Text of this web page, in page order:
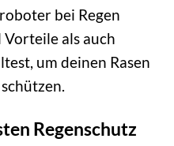
bei Regen
als auch
um deinen Rasen
Regenschutz